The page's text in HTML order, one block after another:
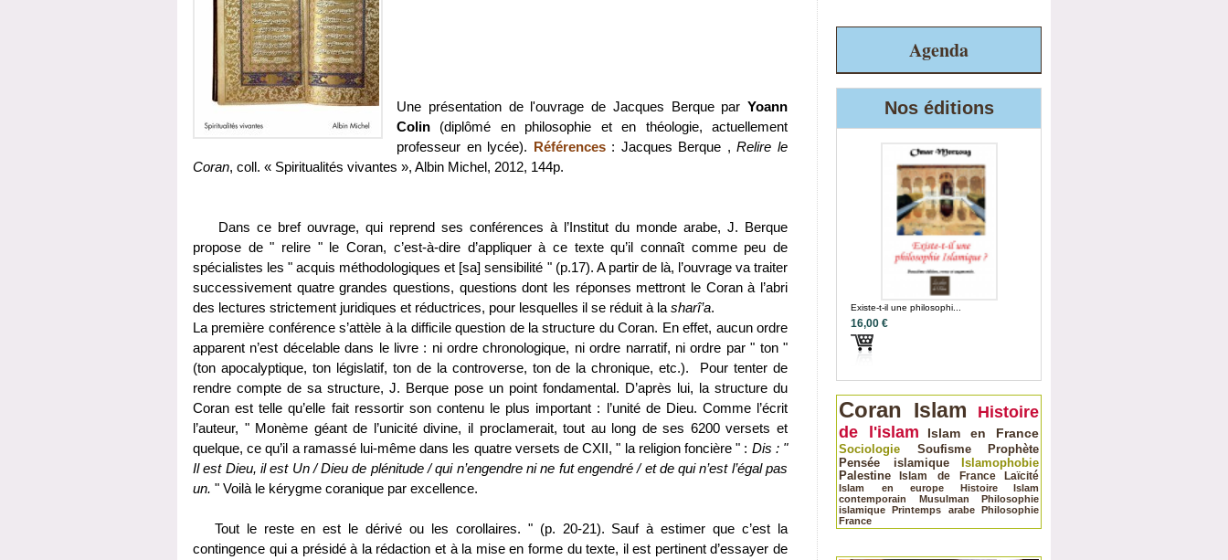
Une présentation de l'ouvrage de Jacques Berque par Yoann
Colin (diplômé en philosophie et en théologie, actuellement
professeur en lycée). Références: Jacques Berque ,Relire le
Coran, coll. « Spiritualités vivantes », Albin Michel, 2012, 144p.
Dans ce bref ouvrage, qui reprend ses conférences à l’Institut du monde arabe, J. Berque
propose de " relire " le Coran, c’est-à-dire d’appliquer à ce texte qu’il connaît comme peu de
spécialistes les " acquis méthodologiques et [sa] sensibilité " (p.17). A partir de là, l’ouvrage va traiter
successivement quatre grandes questions, questions dont les réponses mettront le Coran à l’abri
des lectures strictement juridiques et réductrices, pour lesquelles il se réduit à la sharî’a.
La première conférence s’attèle à la difficile question de la structure du Coran. En effet, aucun ordre
apparent n’est décelable dans le livre : ni ordre chronologique, ni ordre narratif, ni ordre par " ton "
(ton apocalyptique, ton législatif, ton de la controverse, ton de la chronique, etc.). Pour tenter de
rendre compte de sa structure, J. Berque pose un point fondamental. D’après lui, la structure du
Coran est telle qu’elle fait ressortir son contenu le plus important : l’unité de Dieu. Comme l’écrit
l’auteur, " Monème géant de l’unicité divine, il proclamerait, tout au long de ses 6200 versets et
quelque, ce qu’il a ramassé lui-même dans les quatre versets de CXII, " la religion foncière " : Dis : "
Il est Dieu, il est Un / Dieu de plénitude / qui n’engendre ni ne fut engendré / et de qui n’est l’égal pas
un. " Voilà le kérygme coranique par excellence.
Tout le reste en est le dérivé ou les corollaires. " (p. 20-21). Sauf à estimer que c’est la
contingence qui a présidé à la rédaction et à la mise en forme du texte, il est pertinent d’essayer de
Agenda
Nos éditions
Existe-t-il une philosophi...
16,00 €
Coran Islam
Histoire
de l'islam
Islam en France
Sociologie Soufisme
Prophète
Pensée islamique
Islamophobie
Palestine Islam de France
Laïcité
Islam en europe
Histoire
Islam
contemporain
Musulman
Philosophie
islamique Printemps arabe Philosophie
France